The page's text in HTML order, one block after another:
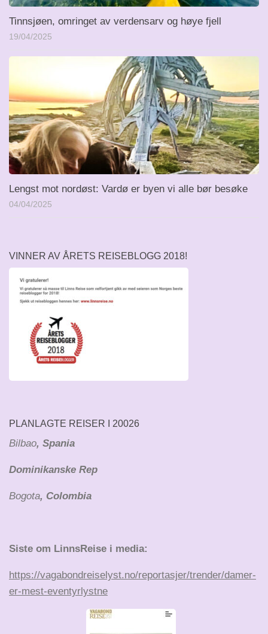
Tinnsjøen, omringet av verdensarv og høye fjell
19/04/2025
Lengst mot nordøst: Vardø er byen vi alle bør besøke
04/04/2025
VINNER AV ÅRETS REISEBLOGG 2018!
PLANLAGTE REISER I 20026
Bilbao, Spania
Dominikanske Rep
Bogota, Colombia
Siste om LinnsReise i media:
https://vagabondreiselyst.no/reportasjer/trender/damer-
er-mest-eventyrlystne